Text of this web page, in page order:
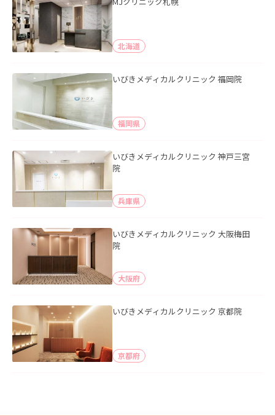
北海道
いびきメディカルクリニック 福岡院
福岡県
いびきメディカルクリニック 神戸三宮
院
兵庫県
いびきメディカルクリニック 大阪梅田
院
大阪府
いびきメディカルクリニック 京都院
京都府